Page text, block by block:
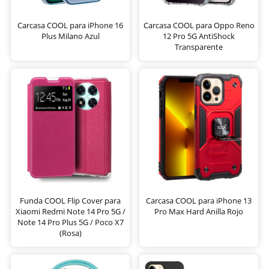
Carcasa COOL para iPhone 16
Plus Milano Azul
Carcasa COOL para Oppo Reno
12 Pro 5G AntiShock
Transparente
Funda COOL Flip Cover para
Xiaomi Redmi Note 14 Pro 5G /
Note 14 Pro Plus 5G / Poco X7
(Rosa)
Carcasa COOL para iPhone 13
Pro Max Hard Anilla Rojo